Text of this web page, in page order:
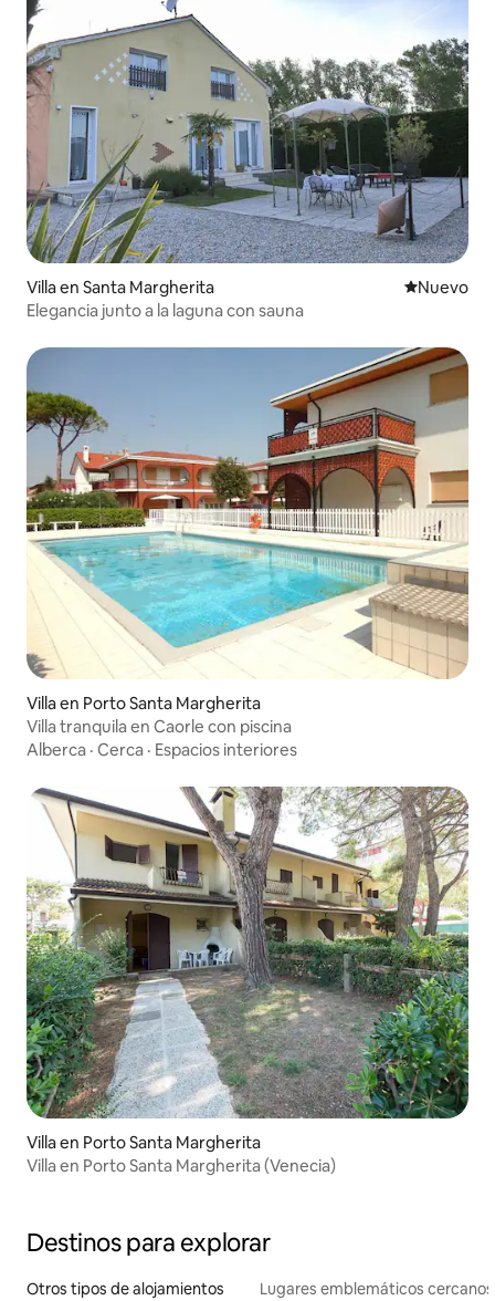
Villa en Santa Margherita Nuevo
Nuevo
Elegancia junto a la laguna con sauna
Villa en Porto Santa Margherita
Villa tranquila en Caorle con piscina
Alberca · Cerca · Espacios interiores
Villa en Porto Santa Margherita
Villa en Porto Santa Margherita (Venecia)
Destinos para explorar
Otros tipos de alojamientos Lugares emblemáticos cercanos